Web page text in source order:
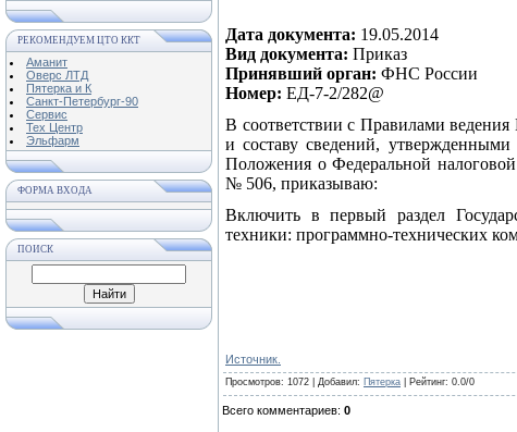
РЕКОМЕНДУЕМ ЦТО ККТ
Аманит
Оверс ЛТД
Пятерка и К
Санкт-Петербург-90
Сервис
Тех Центр
Эльфарм
ФОРМА ВХОДА
ПОИСК
Дата документа: 19.05.2014
Вид документа: Приказ
Принявший орган: ФНС России
Номер: ЕД-7-2/282@
В соответствии с Правилами ведения
и составу сведений,
Положения о Федеральной
№ 506, приказываю:
Включить в первый раздел
техники: программно-технических
Источник.
Просмотров: 1072 | Добавил: Пятерка Рейтинг: 0.0/0
Всего комментариев: 0